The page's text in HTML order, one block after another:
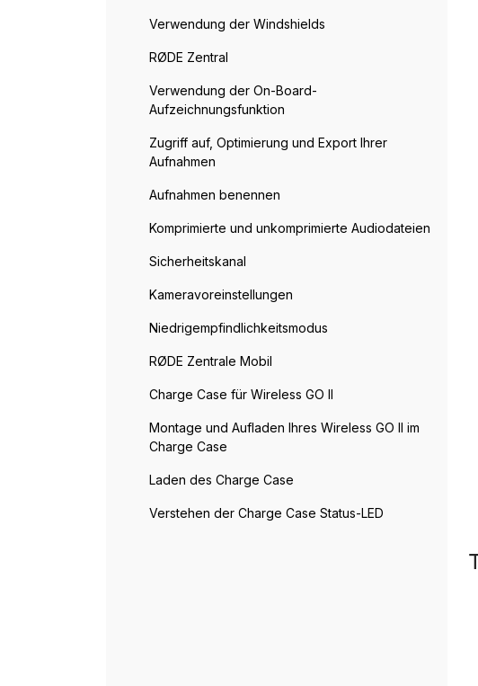
Verwendung der Windshields
RØDE Zentral
Verwendung der On-Board-
Aufzeichnungsfunktion
Zugriff auf, Optimierung und Export Ihrer
Aufnahmen
Aufnahmen benennen
Komprimierte und unkomprimierte Audiodateien
Sicherheitskanal
Kameravoreinstellungen
Niedrigempfindlichkeitsmodus
RØDE Zentrale Mobil
Charge Case für Wireless GO II
Montage und Aufladen Ihres Wireless GO II im
Charge Case
Laden des Charge Case
Verstehen der Charge Case Status-LED